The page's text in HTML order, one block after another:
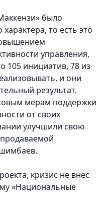
было
то есть это
управления,
105 инициатив, 78 из
и они
результат.
мерам поддержки
от своих
улучшили свою
кризис не внес
«Национальные